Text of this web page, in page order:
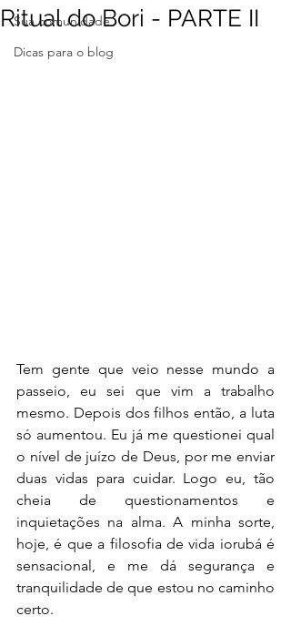
Sua comunidade
Dicas para o blog
Ritual do Bori - PARTE II
Tem gente que veio nesse mundo a
passeio, eu sei que vim a trabalho
mesmo. Depois dos filhos então, a luta
só aumentou. Eu já me questionei qual
o nível de juízo de Deus, por me enviar
duas vidas para cuidar. Logo eu, tão
cheia de questionamentos e
inquietações na alma. A minha sorte,
hoje, é que a filosofia de vida iorubá é
sensacional, e me dá segurança e
tranquilidade de que estou no caminho
certo.